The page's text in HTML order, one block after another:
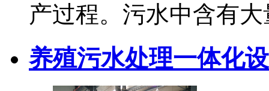
产过程。污水中含有
养殖污水处理一体化